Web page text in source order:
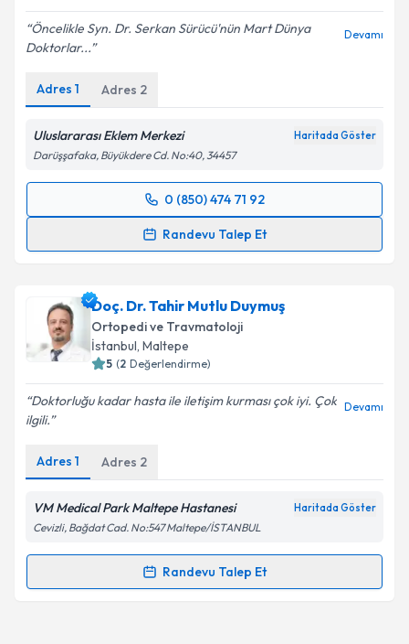
Öncelikle Syn. Dr. Serkan Sürücü'nün Mart Dünya
Doktorlar...
Devamı
Adres 1 Adres 2
Uluslararası Eklem Merkezi Haritada Göster
Darüşşafaka, Büyükdere Cd. No:40, 34457
0 (850) 474 71 92
Randevu Talep Et
Randevu Takvimi Talebi
takvim hazırlandığında e-posta ile bilgilendireceğiz.
E-posta Adresiniz
kapsamda işlenmesini kabul ediyorum.
Takvim Talebini Gönder
Doç. Dr. Tahir Mutlu Duymuş
Ortopedi ve Travmatoloji
İstanbul, Maltepe
5 (2 Değerlendirme)
Doktorluğu kadar hasta ile iletişim kurması çok iyi. Çok
ilgili.
Devamı
Adres 1 Adres 2
VM Medical Park Maltepe Hastanesi Haritada Göster
Cevizli, Bağdat Cad. No:547 Maltepe/İSTANBUL
Randevu Talep Et
Randevu Takvimi Talebi